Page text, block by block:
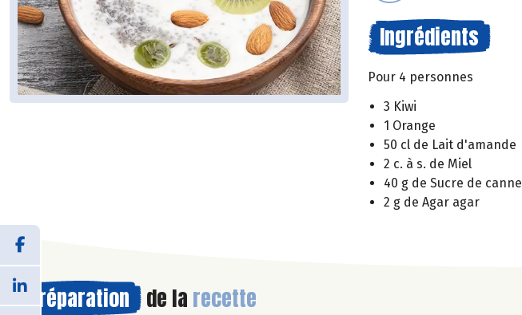
Ingrédients
Pour 4 personnes
3 Kiwi
1 Orange
50 cl de Lait d'amande
2 c. à s. de Miel
40 g de Sucre de canne
2 g de Agar agar
Préparation de la recette